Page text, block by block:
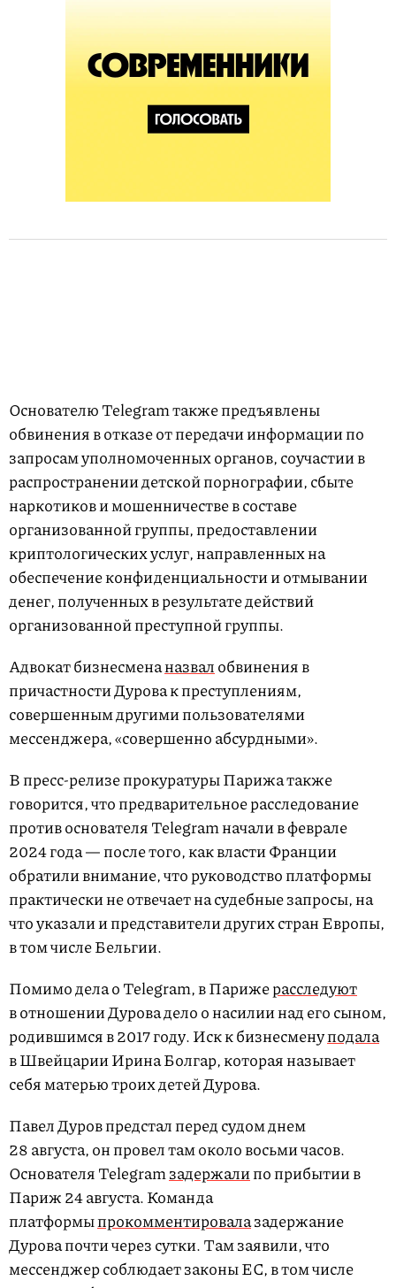
Основателю Telegram также предъявлены
обвинения в отказе от передачи информации по
запросам уполномоченных органов, соучастии в
распространении детской порнографии, сбыте
наркотиков и мошенничестве в составе
организованной группы, предоставлении
криптологических услуг, направленных на
обеспечение конфиденциальности и отмывании
денег, полученных в результате действий
организованной преступной группы.
Адвокат бизнесменаназвалобвинения в
причастности Дурова к преступлениям,
совершенным другими пользователями
мессенджера, «совершенно абсурдными».
В пресс-релизе прокуратуры Парижа также
говорится, что предварительное расследование
против основателя Telegram начали в феврале
2024 года — после того, как власти Франции
обратили внимание, что руководство платформы
практически не отвечает на судебные запросы, на
что указали и представители других стран Европы,
в том числе Бельгии.
Помимо дела о Telegram, в Парижерасследуют
в отношении Дурова дело о насилии над его сыном,
родившимся в 2017 году. Иск к бизнесменуподала
в Швейцарии Ирина Болгар, которая называет
себя матерью троих детей Дурова.
Павел Дуров предстал перед судом днем
28 августа, он провел там около восьми часов.
Основателя Telegramзадержалипо прибытии в
Париж 24 августа. Команда
платформыпрокомментировалазадержание
Дурова почти через сутки. Там заявили, что
мессенджер соблюдает законы ЕС, в том числе